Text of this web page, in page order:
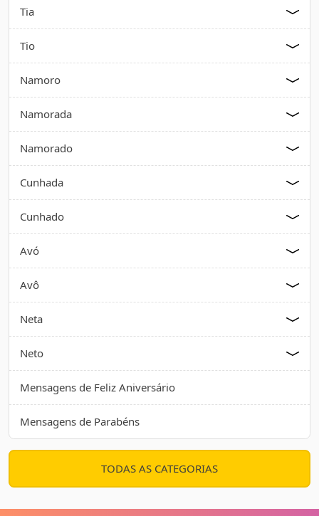
Tia
Tio
Namoro
Namorada
Namorado
Cunhada
Cunhado
Avó
Avô
Neta
Neto
Mensagens de Feliz Aniversário
Mensagens de Parabéns
TODAS AS CATEGORIAS